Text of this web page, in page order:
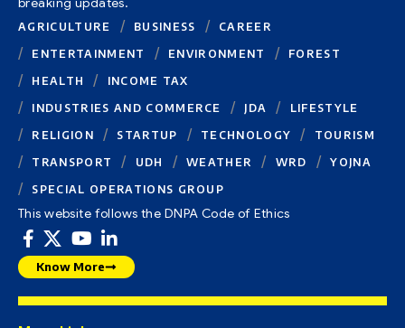
AGRICULTURE BUSINESS
CAREER
ENTERTAINMENT
ENVIRONMENT
FOREST
HEALTH
INCOME TAX
INDUSTRIES AND COMMERCE
JDA
LIFESTYLE
RELIGION
STARTUP TECHNOLOGY
TOURISM
TRANSPORT
UDH WEATHER WRD
YOJNA
SPECIAL OPERATIONS GROUP
This website follows the DNPA Code of Ethics
Know More